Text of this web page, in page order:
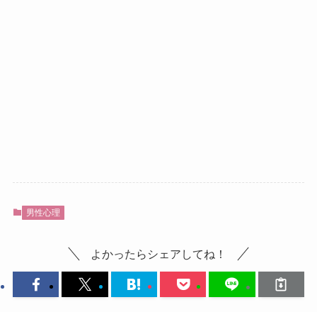
男性心理
よかったらシェアしてね！